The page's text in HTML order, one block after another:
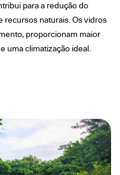
para a redução do
recursos naturais. Os vidros
proporcionam maior
uma climatização ideal.